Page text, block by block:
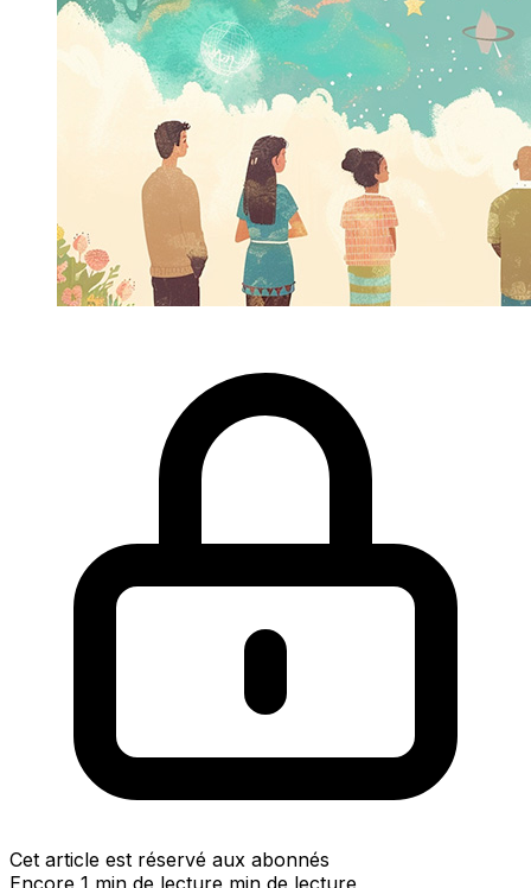
Cet article est réservé aux abonnés
Encore 1 min de lecture min de lecture